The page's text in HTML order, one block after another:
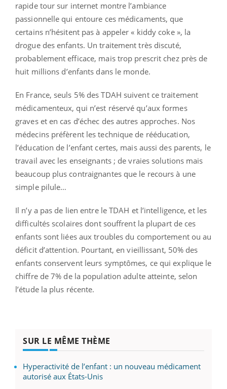
rapide tour sur internet montre l’ambiance
passionnelle qui entoure ces médicaments, que
certains n’hésitent pas à appeler « kiddy coke », la
drogue des enfants. Un traitement très discuté,
probablement efficace, mais trop prescrit chez près de
huit millions d’enfants dans le monde.
En France, seuls 5% des TDAH suivent ce traitement
médicamenteux, qui n’est réservé qu’aux formes
graves et en cas d’échec des autres approches. Nos
médecins préfèrent les technique de rééducation,
l’éducation de l’enfant certes, mais aussi des parents, le
travail avec les enseignants ; de vraies solutions mais
beaucoup plus contraignantes que le recours à une
simple pilule…
Il n’y a pas de lien entre le TDAH et l’intelligence, et les
difficultés scolaires dont souffrent la plupart de ces
enfants sont liées aux troubles du comportement ou au
déficit d’attention. Pourtant, en vieillissant, 50% des
enfants conservent leurs symptômes, ce qui explique le
chiffre de 7% de la population adulte atteinte, selon
l’étude la plus récente.
SUR LE MÊME THÈME
Hyperactivité de l’enfant : un nouveau médicament
autorisé aux États-Unis